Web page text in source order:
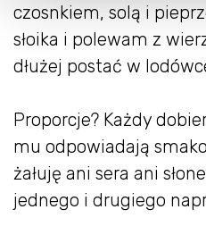
czosnkiem, solą i
słoika i polewam z
dłużej postać w
Proporcje? Każdy
mu odpowiadają
żałuję ani sera ani
jednego i drugiego